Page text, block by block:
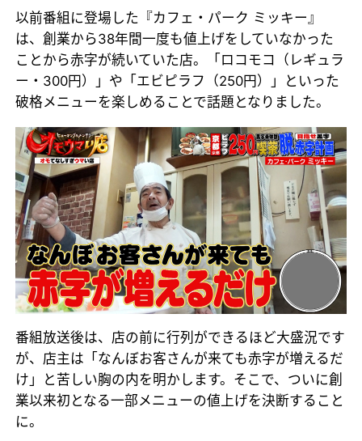
以前番組に登場した『カフェ・パーク ミッキー』
は、創業から38年間一度も値上げをしていなかった
ことから赤字が続いていた店。「ロコモコ（レギュラ
ー・300円）」や「エビピラフ（250円）」といった
破格メニューを楽しめることで話題となりました。
番組放送後は、店の前に行列ができるほど大盛況です
が、店主は「なんぼお客さんが来ても赤字が増えるだ
け」と苦しい胸の内を明かします。そこで、ついに創
業以来初となる一部メニューの値上げを決断すること
に。